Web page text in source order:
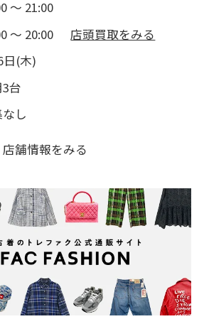
～ 21:00
～ 20:00
店頭買取をみる
日(木)
台
し
店舗情報をみる